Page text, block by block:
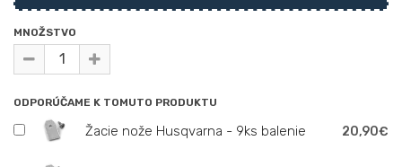
MNOŽSTVO
ODPORÚČAME K TOMUTO PRODUKTU
Žacie nože Husqvarna - 9ks balenie 20,90€